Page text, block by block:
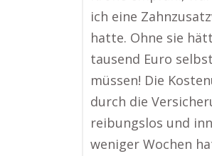
ich eine
hatte. Ohne sie
tausend Euro
müssen! Die
durch die
reibungslos und
weniger Wochen